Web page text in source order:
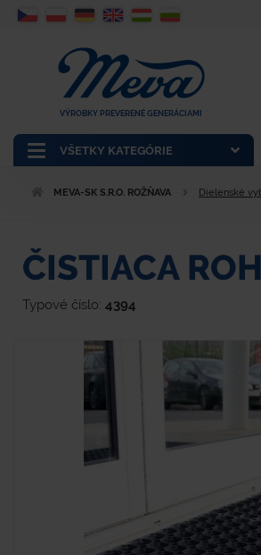
VŠETKY KATEGÓRIE
VÝROBKY PREVERENÉ GENERÁCIAMI
MEVA-SK S.R.O. ROŽŇAVA Dielenské
ČISTIACA
Typové číslo: 4394